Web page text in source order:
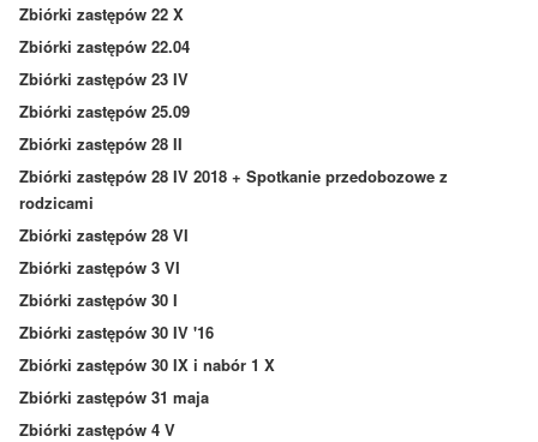
Zbiórki zastępów 22 X
Zbiórki zastępów 22.04
Zbiórki zastępów 23 IV
Zbiórki zastępów 25.09
Zbiórki zastępów 28 II
Zbiórki zastępów 28 IV 2018 + Spotkanie przedobozowe z
rodzicami
Zbiórki zastępów 28 VI
Zbiórki zastępów 3 VI
Zbiórki zastępów 30 I
Zbiórki zastępów 30 IV '16
Zbiórki zastępów 30 IX i nabór 1 X
Zbiórki zastępów 31 maja
Zbiórki zastępów 4 V